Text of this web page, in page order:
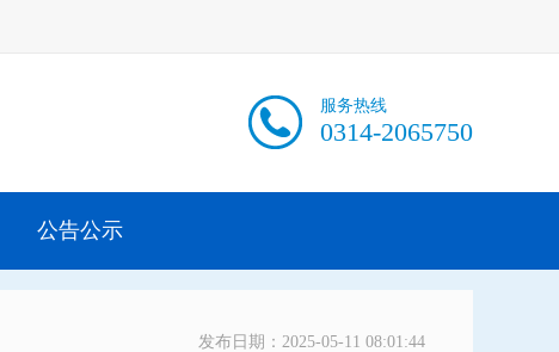
服务热线
0314-2065750
公告公示
发布日期：2025-05-11 08:01:44